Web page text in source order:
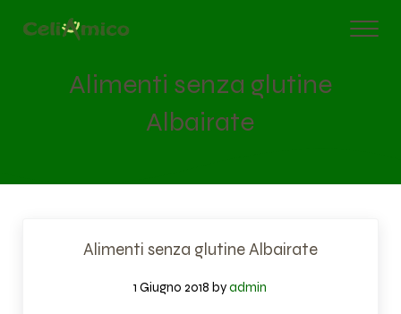
Alimenti senza glutine
Albairate
Alimenti senza glutine Albairate
1 Giugno 2018 by admin